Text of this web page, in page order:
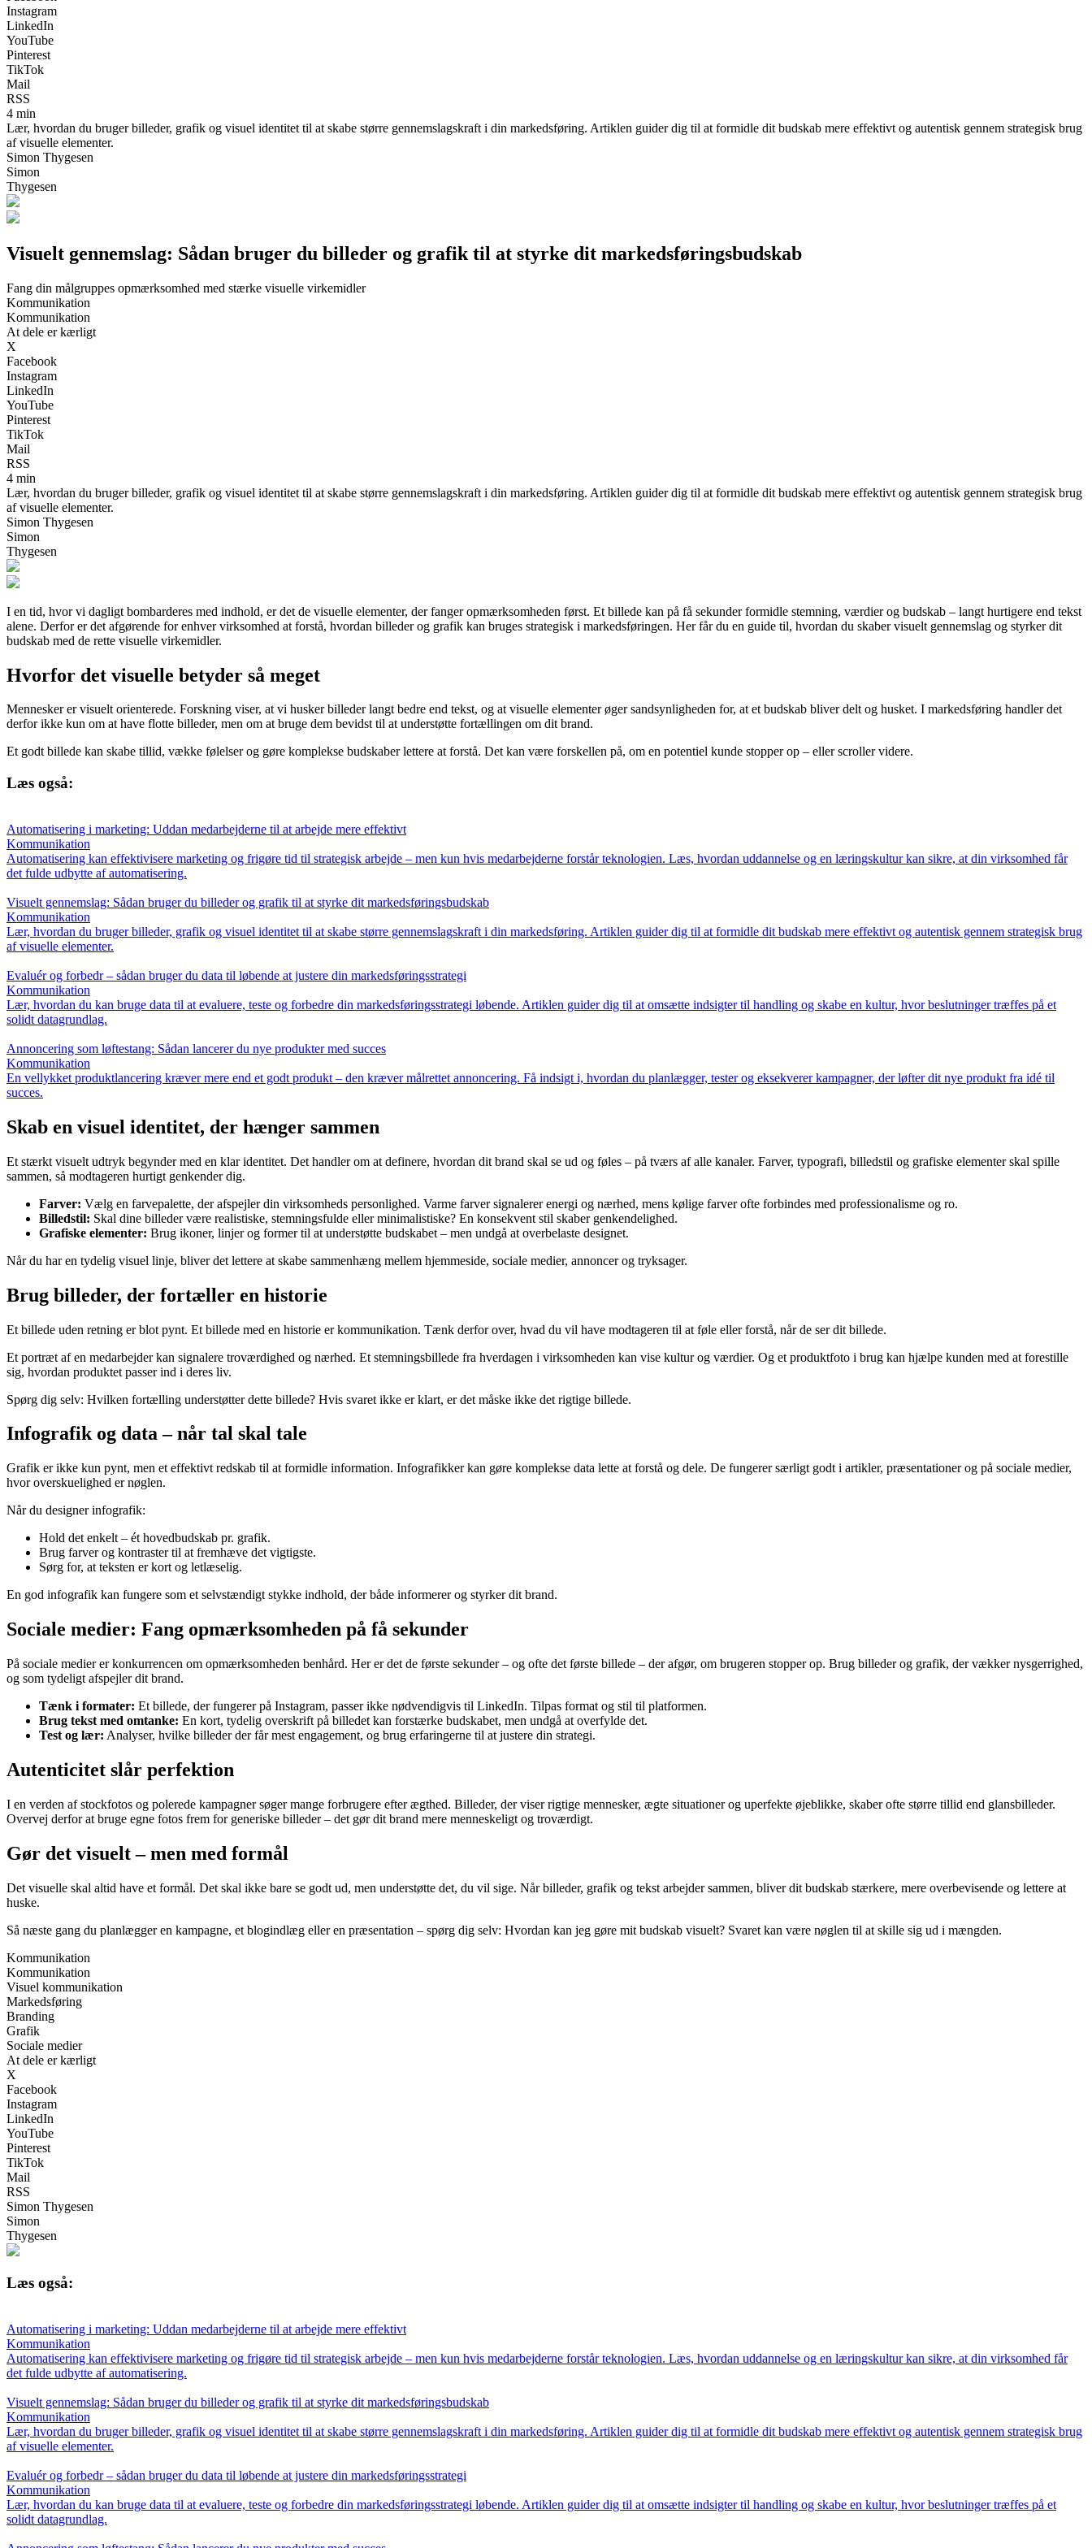
Instagram
LinkedIn
YouTube
Pinterest
TikTok
Mail
RSS
4 min
Lær, hvordan du bruger billeder, grafik og visuel identitet til at skabe større gennemslagskraft i din markedsføring. Artiklen guider dig til at formidle dit budskab mere effektivt og autentisk gennem strategisk brug
af visuelle elementer.
Simon Thygesen
Simon
Thygesen
Visuelt gennemslag: Sådan bruger du billeder og grafik til at styrke dit markedsføringsbudskab
Fang din målgruppes opmærksomhed med stærke visuelle virkemidler
Kommunikation
Kommunikation
At dele er kærligt
X
Facebook
Instagram
LinkedIn
YouTube
Pinterest
TikTok
Mail
RSS
4 min
Lær, hvordan du bruger billeder, grafik og visuel identitet til at skabe større gennemslagskraft i din markedsføring. Artiklen guider dig til at formidle dit budskab mere effektivt og autentisk gennem strategisk brug
af visuelle elementer.
Simon Thygesen
Simon
Thygesen
I en tid, hvor vi dagligt bombarderes med indhold, er det de visuelle elementer, der fanger opmærksomheden først. Et billede kan på få sekunder formidle stemning, værdier og budskab – langt hurtigere end tekst
alene. Derfor er det afgørende for enhver virksomhed at forstå, hvordan billeder og grafik kan bruges strategisk i markedsføringen. Her får du en guide til, hvordan du skaber visuelt gennemslag og styrker dit
budskab med de rette visuelle virkemidler.
Hvorfor det visuelle betyder så meget
Mennesker er visuelt orienterede. Forskning viser, at vi husker billeder langt bedre end tekst, og at visuelle elementer øger sandsynligheden for, at et budskab bliver delt og husket. I markedsføring handler det
derfor ikke kun om at have flotte billeder, men om at bruge dem bevidst til at understøtte fortællingen om dit brand.
Et godt billede kan skabe tillid, vække følelser og gøre komplekse budskaber lettere at forstå. Det kan være forskellen på, om en potentiel kunde stopper op – eller scroller videre.
Læs også:
Automatisering i marketing: Uddan medarbejderne til at arbejde mere effektivt
Kommunikation
Automatisering kan effektivisere marketing og frigøre tid til strategisk arbejde – men kun hvis medarbejderne forstår teknologien. Læs, hvordan uddannelse og en læringskultur kan sikre, at din virksomhed får
det fulde udbytte af automatisering.
Visuelt gennemslag: Sådan bruger du billeder og grafik til at styrke dit markedsføringsbudskab
Kommunikation
Lær, hvordan du bruger billeder, grafik og visuel identitet til at skabe større gennemslagskraft i din markedsføring. Artiklen guider dig til at formidle dit budskab mere effektivt og autentisk gennem strategisk brug
af visuelle elementer.
Evaluér og forbedr – sådan bruger du data til løbende at justere din markedsføringsstrategi
Kommunikation
Lær, hvordan du kan bruge data til at evaluere, teste og forbedre din markedsføringsstrategi løbende. Artiklen guider dig til at omsætte indsigter til handling og skabe en kultur, hvor beslutninger træffes på et
solidt datagrundlag.
Annoncering som løftestang: Sådan lancerer du nye produkter med succes
Kommunikation
En vellykket produktlancering kræver mere end et godt produkt – den kræver målrettet annoncering. Få indsigt i, hvordan du planlægger, tester og eksekverer kampagner, der løfter dit nye produkt fra idé til
succes.
Skab en visuel identitet, der hænger sammen
Et stærkt visuelt udtryk begynder med en klar identitet. Det handler om at definere, hvordan dit brand skal se ud og føles – på tværs af alle kanaler. Farver, typografi, billedstil og grafiske elementer skal spille
sammen, så modtageren hurtigt genkender dig.
Farver: Vælg en farvepalette, der afspejler din virksomheds personlighed. Varme farver signalerer energi og nærhed, mens kølige farver ofte forbindes med professionalisme og ro.
Billedstil: Skal dine billeder være realistiske, stemningsfulde eller minimalistiske? En konsekvent stil skaber genkendelighed.
Grafiske elementer: Brug ikoner, linjer og former til at understøtte budskabet – men undgå at overbelaste designet.
Når du har en tydelig visuel linje, bliver det lettere at skabe sammenhæng mellem hjemmeside, sociale medier, annoncer og tryksager.
Brug billeder, der fortæller en historie
Et billede uden retning er blot pynt. Et billede med en historie er kommunikation. Tænk derfor over, hvad du vil have modtageren til at føle eller forstå, når de ser dit billede.
Et portræt af en medarbejder kan signalere troværdighed og nærhed. Et stemningsbillede fra hverdagen i virksomheden kan vise kultur og værdier. Og et produktfoto i brug kan hjælpe kunden med at forestille
sig, hvordan produktet passer ind i deres liv.
Spørg dig selv: Hvilken fortælling understøtter dette billede? Hvis svaret ikke er klart, er det måske ikke det rigtige billede.
Infografik og data – når tal skal tale
Grafik er ikke kun pynt, men et effektivt redskab til at formidle information. Infografikker kan gøre komplekse data lette at forstå og dele. De fungerer særligt godt i artikler, præsentationer og på sociale medier,
hvor overskuelighed er nøglen.
Når du designer infografik:
Hold det enkelt – ét hovedbudskab pr. grafik.
Brug farver og kontraster til at fremhæve det vigtigste.
Sørg for, at teksten er kort og letlæselig.
En god infografik kan fungere som et selvstændigt stykke indhold, der både informerer og styrker dit brand.
Sociale medier: Fang opmærksomheden på få sekunder
På sociale medier er konkurrencen om opmærksomheden benhård. Her er det de første sekunder – og ofte det første billede – der afgør, om brugeren stopper op. Brug billeder og grafik, der vækker nysgerrighed,
og som tydeligt afspejler dit brand.
Tænk i formater: Et billede, der fungerer på Instagram, passer ikke nødvendigvis til LinkedIn. Tilpas format og stil til platformen.
Brug tekst med omtanke: En kort, tydelig overskrift på billedet kan forstærke budskabet, men undgå at overfylde det.
Test og lær: Analyser, hvilke billeder der får mest engagement, og brug erfaringerne til at justere din strategi.
Autenticitet slår perfektion
I en verden af stockfotos og polerede kampagner søger mange forbrugere efter ægthed. Billeder, der viser rigtige mennesker, ægte situationer og uperfekte øjeblikke, skaber ofte større tillid end glansbilleder.
Overvej derfor at bruge egne fotos frem for generiske billeder – det gør dit brand mere menneskeligt og troværdigt.
Gør det visuelt – men med formål
Det visuelle skal altid have et formål. Det skal ikke bare se godt ud, men understøtte det, du vil sige. Når billeder, grafik og tekst arbejder sammen, bliver dit budskab stærkere, mere overbevisende og lettere at
huske.
Så næste gang du planlægger en kampagne, et blogindlæg eller en præsentation – spørg dig selv: Hvordan kan jeg gøre mit budskab visuelt? Svaret kan være nøglen til at skille sig ud i mængden.
Kommunikation
Kommunikation
Visuel kommunikation
Markedsføring
Branding
Grafik
Sociale medier
At dele er kærligt
X
Facebook
Instagram
LinkedIn
YouTube
Pinterest
TikTok
Mail
RSS
Simon Thygesen
Simon
Thygesen
Læs også:
Automatisering i marketing: Uddan medarbejderne til at arbejde mere effektivt
Kommunikation
Automatisering kan effektivisere marketing og frigøre tid til strategisk arbejde – men kun hvis medarbejderne forstår teknologien. Læs, hvordan uddannelse og en læringskultur kan sikre, at din virksomhed får
det fulde udbytte af automatisering.
Visuelt gennemslag: Sådan bruger du billeder og grafik til at styrke dit markedsføringsbudskab
Kommunikation
Lær, hvordan du bruger billeder, grafik og visuel identitet til at skabe større gennemslagskraft i din markedsføring. Artiklen guider dig til at formidle dit budskab mere effektivt og autentisk gennem strategisk brug
af visuelle elementer.
Evaluér og forbedr – sådan bruger du data til løbende at justere din markedsføringsstrategi
Kommunikation
Lær, hvordan du kan bruge data til at evaluere, teste og forbedre din markedsføringsstrategi løbende. Artiklen guider dig til at omsætte indsigter til handling og skabe en kultur, hvor beslutninger træffes på et
solidt datagrundlag.